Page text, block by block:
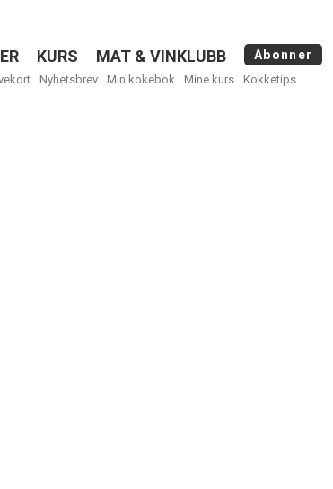
KURS MAT & VINKLUBB Abonner
Nyhetsbrev Min kokebok Mine kurs Kokketips